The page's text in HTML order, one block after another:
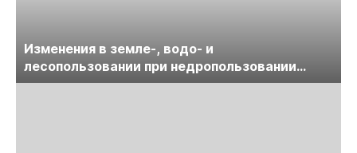
Изменения в земле-, водо- и
лесопользовании при недропользовании
обсудят на семинаре «ПравоТЭК»